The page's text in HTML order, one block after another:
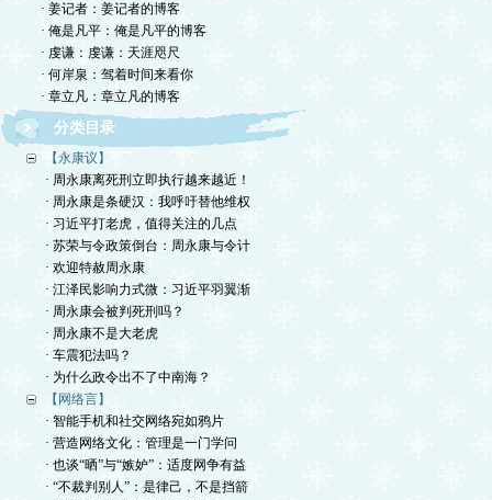
· 姜记者：姜记者的博客
· 俺是凡平：俺是凡平的博客
· 虔谦：虔谦：天涯咫尺
· 何岸泉：驾着时间来看你
· 章立凡：章立凡的博客
分类目录
【永康议】
· 周永康离死刑立即执行越来越近！
· 周永康是条硬汉：我呼吁替他维权
· 习近平打老虎，值得关注的几点
· 苏荣与令政策倒台：周永康与令计
· 欢迎特赦周永康
· 江泽民影响力式微：习近平羽翼渐
· 周永康会被判死刑吗？
· 周永康不是大老虎
· 车震犯法吗？
· 为什么政令出不了中南海？
【网络言】
· 智能手机和社交网络宛如鸦片
· 营造网络文化：管理是一门学问
· 也谈“晒”与“嫉妒”：适度网争有益
· “不裁判别人”：是律己，不是挡箭